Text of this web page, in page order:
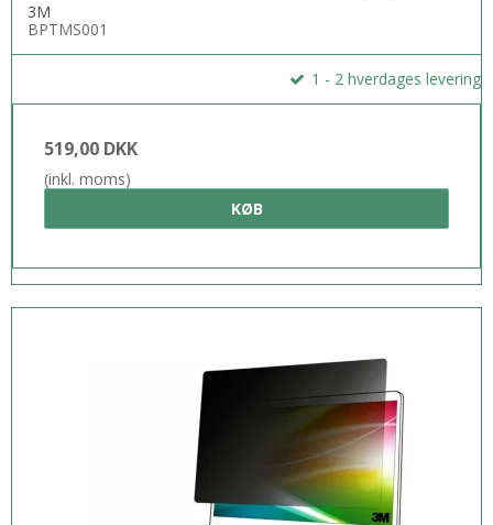
3M
BPTMS001
1 - 2 hverdages levering
519,00 DKK
(inkl. moms)
KØB